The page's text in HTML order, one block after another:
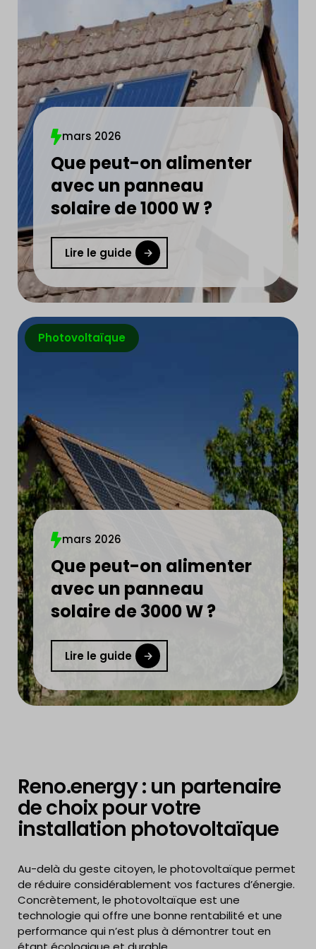
mars 2026
Que peut-on alimenter
avec un panneau
solaire de 1000 W ?
Lire le guide
Photovoltaïque
mars 2026
Que peut-on alimenter
avec un panneau
solaire de 3000 W ?
Lire le guide
Reno.energy : un partenaire
de choix pour votre
installation photovoltaïque
Au-delà du geste citoyen, le photovoltaïque permet
de réduire considérablement vos factures d’énergie.
Concrètement, le photovoltaïque est une
technologie qui offre une bonne rentabilité et une
performance qui n’est plus à démontrer tout en